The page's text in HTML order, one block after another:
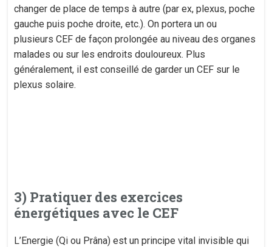
changer de place de temps à autre (par ex, plexus, poche
gauche puis poche droite, etc.). On portera un ou
plusieurs CEF de façon prolongée au niveau des organes
malades ou sur les endroits douloureux. Plus
généralement, il est conseillé de garder un CEF sur le
plexus solaire.
3) Pratiquer des exercices
énergétiques avec le CEF
L’Energie (Qi ou Prâna) est un principe vital invisible qui